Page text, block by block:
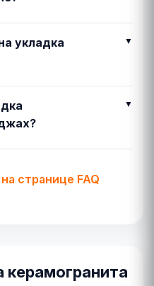
укладка
странице FAQ
керамогранита